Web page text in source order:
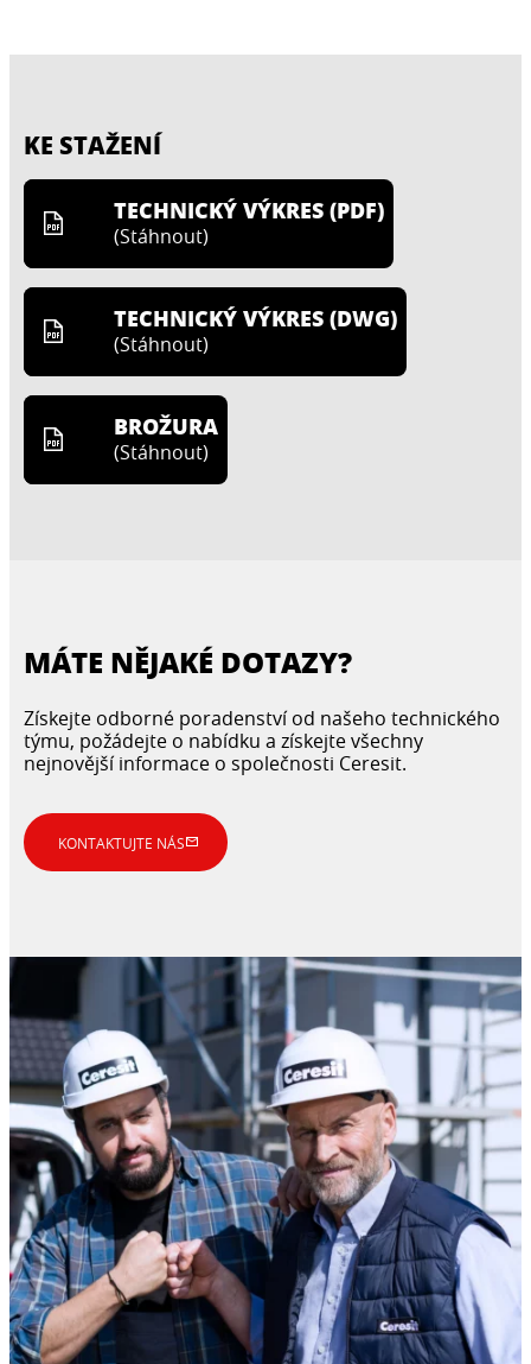
KE STAŽENÍ
TECHNICKÝ VÝKRES (PDF)
(Stáhnout)
TECHNICKÝ VÝKRES (DWG)
(Stáhnout)
BROŽURA
(Stáhnout)
MÁTE NĚJAKÉ DOTAZY?
Získejte odborné poradenství od našeho technického
týmu, požádejte o nabídku a získejte všechny
nejnovější informace o společnosti Ceresit.
KONTAKTUJTE NÁS